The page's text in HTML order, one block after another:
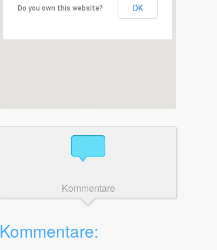
Do you own this website? OK
Kommentare
Kommentare: